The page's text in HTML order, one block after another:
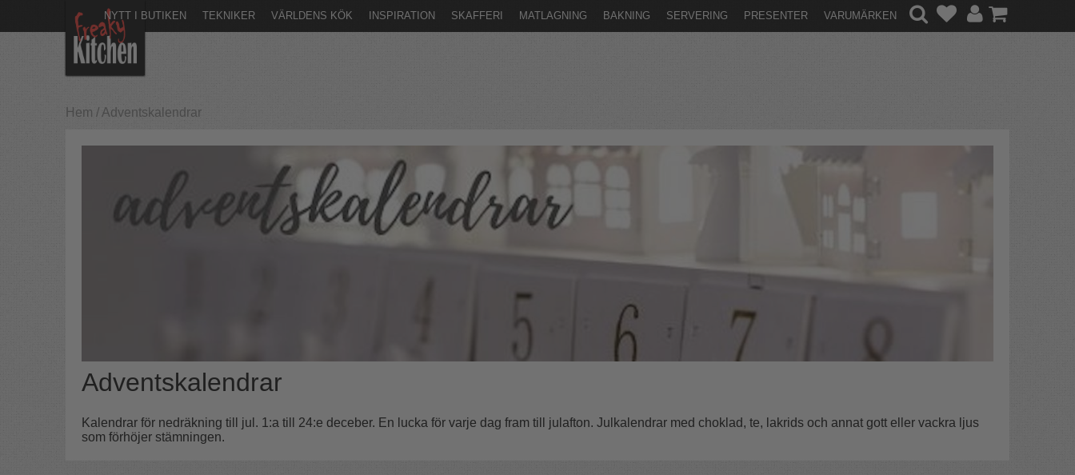
NYTT I BUTIKEN TEKNIKER VÄRLDENS KÖK INSPIRATION SKAFFERI MATLAGNING BAKNING SERVERING PRESENTER VARUMÄRKEN
Hem / Adventskalendrar
Adventskalendrar
Kalendrar för nedräkning till jul. 1:a till 24:e deceber. En lucka för varje dag fram till julafton. Julkalendrar med choklad, te, lakrids och annat gott eller vackra ljus
som förhöjer stämningen.